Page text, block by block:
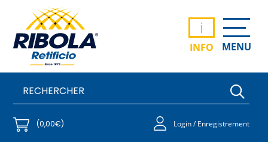
i
INFO MENU
(0,00€) Login / Enregistrement